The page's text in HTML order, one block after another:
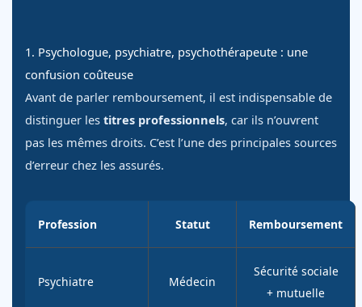
1. Psychologue, psychiatre, psychothérapeute : une
confusion coûteuse
Avant de parler remboursement, il est indispensable de
distinguer les titres professionnels, car ils n’ouvrent
pas les mêmes droits. C’est l’une des principales sources
d’erreur chez les assurés.
Profession Statut Remboursement
Psychiatre Médecin
Sécurité sociale
+ mutuelle